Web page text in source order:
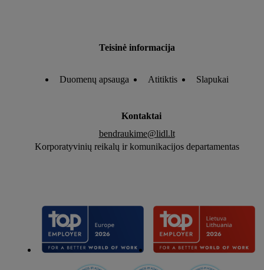
Teisinė informacija
Duomenų apsauga Atitiktis Slapukai
Kontaktai
bendraukime@lidl.lt
Korporatyvinių reikalų ir komunikacijos departamentas